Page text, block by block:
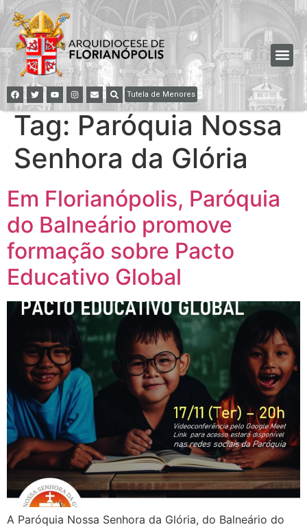
Tutela de Menores
Tag: Paróquia Nossa
Senhora da Glória
Em Florianópolis, Paróquia
do Balneário promove
formação sobre Pacto
Educativo Global
A Paróquia Nossa Senhora da Glória, do Balneário do